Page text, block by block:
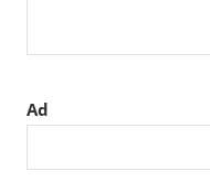
Ad